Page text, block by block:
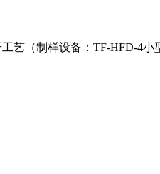
艺（制样设备：TF-HFD-4